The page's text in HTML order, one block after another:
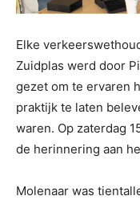
Elke
Zuidplas werd door
gezet om te ervaren
praktijk te laten
waren. Op zaterdag
de herinnering aan
Molenaar was